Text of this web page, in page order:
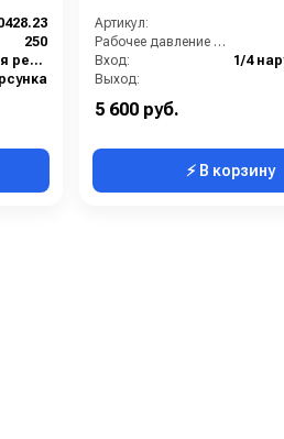
250
1/4 наружняя резьба
Артикул:
Рабочее давление (бар):
Вход:
Выход:
5 600 руб.
⚡ В корзину